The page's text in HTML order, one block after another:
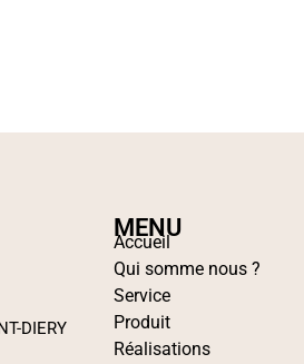
MENU
Accueil
Qui somme nous ?
Service
Produit
Réalisations
DIERY